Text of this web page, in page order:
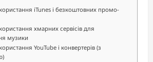
iTunes і безкоштовних промо-
хмарних сервісів для
музики
YouTube і конвертерів (з